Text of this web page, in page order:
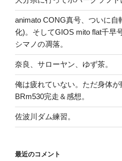
animato CONG真号、ついに自
化)。そしてGIOS mito flat千早
シマノの凋落。
奈良、サローヤン、ゆず茶。
俺は疲れていない。ただ身体
BRm530完走＆感想。
佐波川ダム練習。
最近のコメント